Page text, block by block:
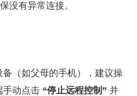
没有异常连接。
（如父母的手机），建议操
手动点击 “停止远程控制” 并